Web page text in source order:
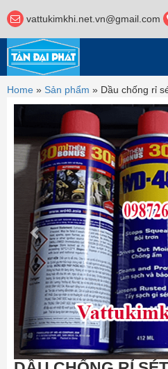
vattukimkhi.net.vn@gmail.com
DANH MỤC
Home » Sản phẩm » Dầu chống rỉ
Previous